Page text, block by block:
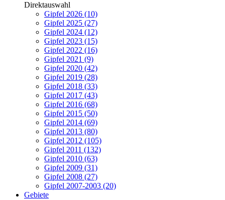
Direktauswahl
Gipfel 2026 (10)
Gipfel 2025 (27)
Gipfel 2024 (12)
Gipfel 2023 (15)
Gipfel 2022 (16)
Gipfel 2021 (9)
Gipfel 2020 (42)
Gipfel 2019 (28)
Gipfel 2018 (33)
Gipfel 2017 (43)
Gipfel 2016 (68)
Gipfel 2015 (50)
Gipfel 2014 (69)
Gipfel 2013 (80)
Gipfel 2012 (105)
Gipfel 2011 (132)
Gipfel 2010 (63)
Gipfel 2009 (31)
Gipfel 2008 (27)
Gipfel 2007-2003 (20)
Gebiete